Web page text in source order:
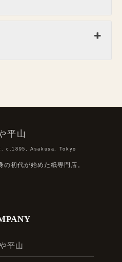
平山
c.1895, Asakusa, Tokyo
初代が始めた紙専門店。
平山